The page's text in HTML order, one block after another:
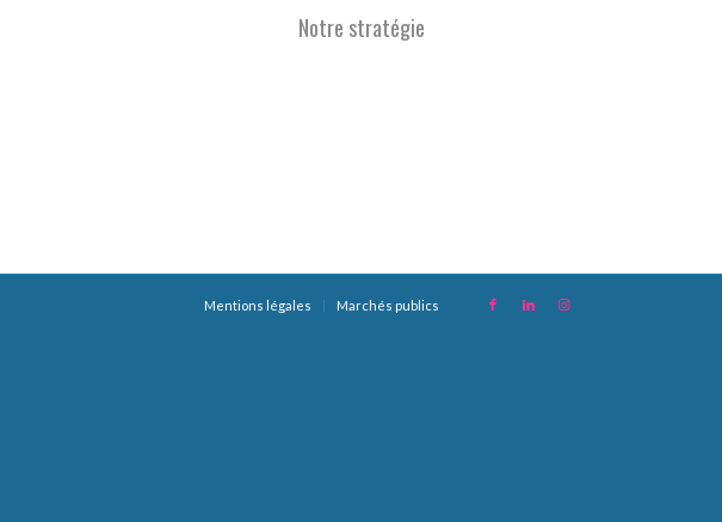
Notre stratégie
Mentions légales Marchés publics